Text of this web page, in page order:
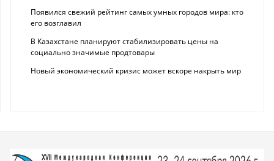
Появился свежий рейтинг самых умных городов мира: кто
его возглавил
В Казахстане планируют стабилизировать цены на
социально значимые продтовары
Новый экономический кризис может вскоре накрыть мир